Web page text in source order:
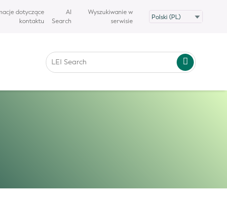
dotyczące
kontaktu
AI
Search
Wyszukiwanie w
serwisie